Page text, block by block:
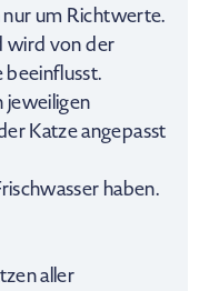
nur um Richtwerte.
wird von der
jeweiligen
Katze angepasst
haben.
aller